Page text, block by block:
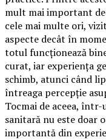
mult mai important
cele mai multe ori,
aspecte decât în
totul funcționează
curat, iar experiența
schimb, atunci când
întreaga percepție
Tocmai de aceea,
sanitară nu este doar
importantă din